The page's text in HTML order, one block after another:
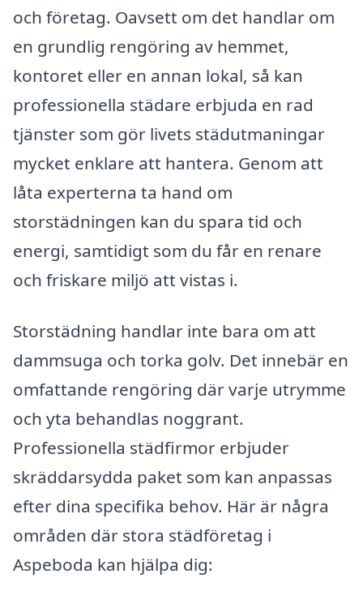
och företag. Oavsett om det handlar om
en grundlig rengöring av hemmet,
kontoret eller en annan lokal, så kan
professionella städare erbjuda en rad
tjänster som gör livets städutmaningar
mycket enklare att hantera. Genom att
låta experterna ta hand om
storstädningen kan du spara tid och
energi, samtidigt som du får en renare
och friskare miljö att vistas i.
Storstädning handlar inte bara om att
dammsuga och torka golv. Det innebär en
omfattande rengöring där varje utrymme
och yta behandlas noggrant.
Professionella städfirmor erbjuder
skräddarsydda paket som kan anpassas
efter dina specifika behov. Här är några
områden där stora städföretag i
Aspeboda kan hjälpa dig: